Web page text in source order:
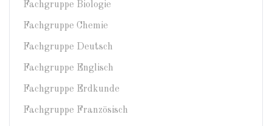
Fachgruppe Biologie
Fachgruppe Chemie
Fachgruppe Deutsch
Fachgruppe Englisch
Fachgruppe Erdkunde
Fachgruppe Französisch